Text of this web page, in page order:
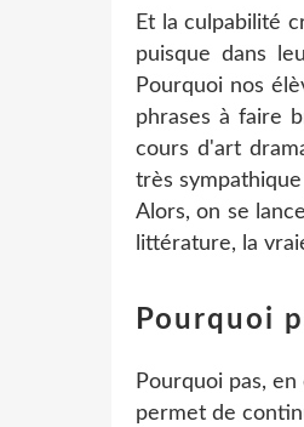
Et la culpabilité
puisque dans
Pourquoi nos
phrases à faire
cours d'art
très
Alors, on se
littérature, la
Pourquoi
Pourquoi pas,
permet de